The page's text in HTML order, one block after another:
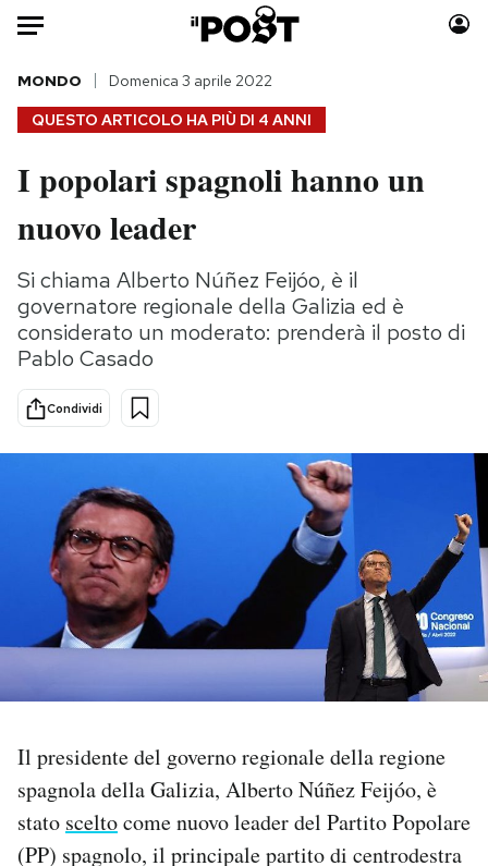
Auto
HOME
Italia
Politica
Tecnologia
Internet
Scienza
Cultura
Economia
Moda
Storie/Idee
Ok Boomer!
Media
PODCAST
NEWSLETTER
SHOP
CALENDARIO
QUESTO ARTICOLO HA PIÙ DI 4 ANNI
MONDO Domenica 3 aprile 2022
I popolari spagnoli hanno un
nuovo leader
Si chiama Alberto Núñez Feijóo, è il
governatore regionale della Galizia ed è
considerato un moderato: prenderà il posto di
Pablo Casado
Condividi
Il presidente del governo regionale della regione
spagnola della Galizia, Alberto Núñez Feijóo, è
stato sceltocome nuovo leader del Partito Popolare
(PP) spagnolo, il principale partito di centrodestra